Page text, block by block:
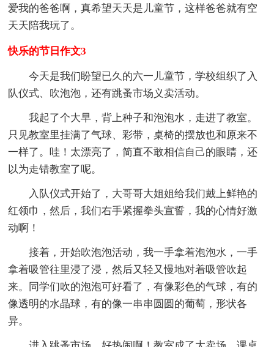
爱我的爸爸啊，真希望天天是儿童节，这样爸爸就有空
天天陪我玩了。
快乐的节日作文3
今天是我们盼望已久的六一儿童节，学校组织了入
队仪式、吹泡泡，还有跳蚤市场义卖活动。
我起了个大早，背上种子和泡泡水，走进了教室。
只见教室里挂满了气球、彩带，桌椅的摆放也和原来不
一样了。哇！太漂亮了，简直不敢相信自己的眼睛，还
以为走错教室了呢。
入队仪式开始了，大哥哥大姐姐给我们戴上鲜艳的
红领巾，然后，我们右手紧握拳头宣誓，我的心情好激
动啊！
接着，开始吹泡泡活动，我一手拿着泡泡水，一手
拿着吸管往里浸了浸，然后又轻又慢地对着吸管吹起
来。同学们吹的泡泡可好看了，有像彩色的气球，有的
像透明的水晶球，有的像一串串圆圆的葡萄，形状各
异。